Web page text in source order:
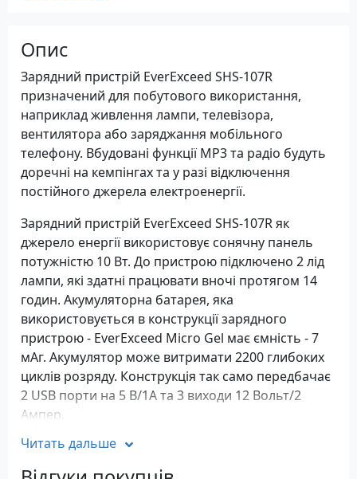
Опис
Зарядний пристрій EverExceed SHS-107R
призначений для побутового використання,
наприклад живлення лампи, телевізора,
вентилятора або заряджання мобільного
телефону. Вбудовані функції MP3 та радіо будуть
доречні на кемпінгах та у разі відключення
постійного джерела електроенергії.
Зарядний пристрій EverExceed SHS-107R як
джерело енергії використовує сонячну панель
потужністю 10 Вт. До пристрою підключено 2 лід
лампи, які здатні працювати вночі протягом 14
годин. Акумуляторна батарея, яка
використовується в конструкції зарядного
пристрою - EverExceed Micro Gel має ємність - 7
мАг. Акумулятор може витримати 2200 глибоких
циклів розряду. Конструкція так само передбачає
2 USB порти на 5 В/1А та 3 виходи 12 Вольт/2
Ампер.
Особливості зарядного пристрою
EverExceed SHS-107R
Читать дальше